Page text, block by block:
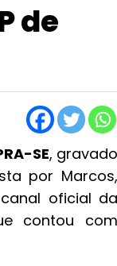
de
SE, gravado
por Marcos,
oficial da
contou com